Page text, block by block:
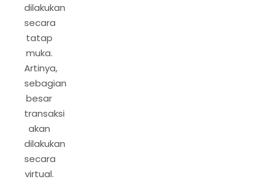
dilakukan
secara
tatap
muka.
Artinya,
sebagian
besar
transaksi
akan
dilakukan
secara
virtual.